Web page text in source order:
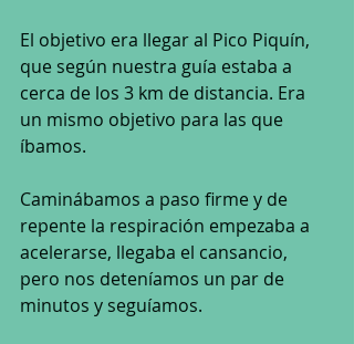
El objetivo era llegar al Pico Piquín,
que según nuestra guía estaba a
cerca de los 3 km de distancia. Era
un mismo objetivo para las que
íbamos.
Caminábamos a paso firme y de
repente la respiración empezaba a
acelerarse, llegaba el cansancio,
pero nos deteníamos un par de
minutos y seguíamos.